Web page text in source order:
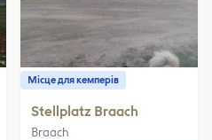
Місце для кемперів
Stellplatz Braach
Braach